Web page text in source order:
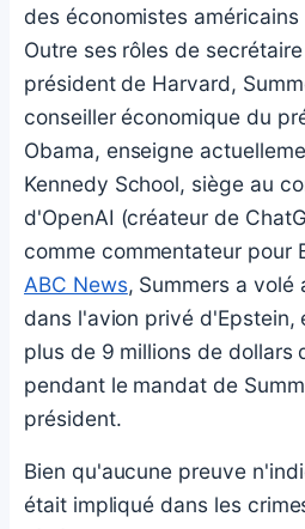
des économistes
Outre ses rôles de
président de Harvard,
conseiller économique du
Obama, enseigne
Kennedy School, siège au
d'OpenAI (créateur de
comme commentateur pour
ABC News, Summers a volé
dans l'avion privé d'Epstein,
plus de 9 millions de dollars
pendant le mandat de
président.
Bien qu'aucune preuve
était impliqué dans les